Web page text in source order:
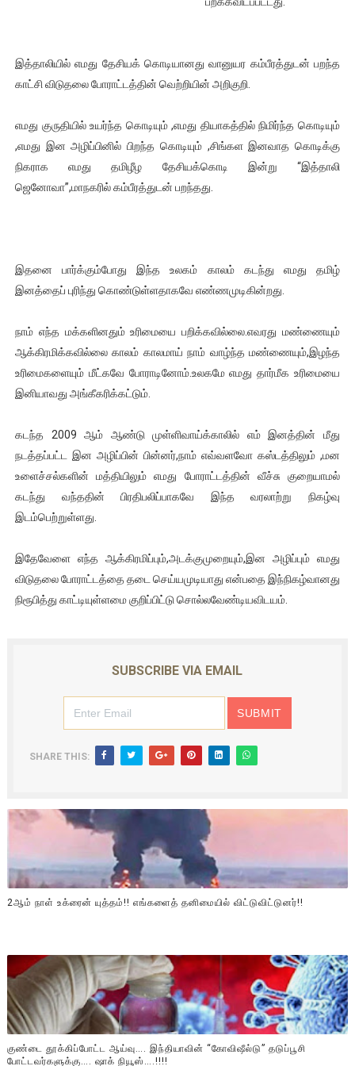
இளையராஜா – கமல் அவசர சந்திப்பு (படங்கள், விடியோ)
ஜனாதிபதி ஐக்கிய நாடுகளின் பொதுச் சபை கூட்டத்தில் இன்று
32 CM விநோத கன்றுக்குட்டி! (வீடியோ)
வலிமை தான் அஜித் திரைப்பயணத்திலே அதிக காலெக்ஷன் செய்த
இத்தாலியில் எமது தேசியக் கொடியானது வானுயர கம்பீரத்துடன் பறந்த
காட்சி விடுதலை போராட்டத்தின் வெற்றியின் அறிகுறி.
எமது குருதியில் உயர்ந்த கொடியும் ,எமது தியாகத்தில் நிமிர்ந்த கொடியும்
,எமது இன அழிப்பினில் பிறந்த கொடியும் ,சிங்கள இனவாத கொடிக்கு
நிகராக எமது தமிழீழ தேசியக்கொடி இன்று “இத்தாலி
ஜெனோவா”,மாநகரில் கம்பீரத்துடன் பறந்தது.
இதனை பார்க்கும்போது இந்த உலகம் காலம் கடந்து எமது தமிழ்
இனத்தைப் புரிந்து கொண்டுள்ளதாகவே எண்ணமுடிகின்றது.
நாம் எந்த மக்களினதும் உரிமையை பறிக்கவில்லை.எவரது மண்ணையும்
ஆக்கிரமிக்கவில்லை காலம் காலமாய் நாம் வாழ்ந்த மண்ணையும்,இழந்த
உரிமைகளையும் மீட்கவே போராடினோம்.உலகமே எமது தார்மீக உரிமையை
இனியாவது அங்கீகரிக்கட்டும்.
கடந்த 2009 ஆம் ஆண்டு முள்ளிவாய்க்காலில் எம் இனத்தின் மீது
நடத்தப்பட்ட இன அழிப்பின் பின்னர்,நாம் எவ்வளவோ கஸ்டத்திலும் ,மன
உளைச்சல்களின் மத்தியிலும் எமது போராட்டத்தின் வீச்சு குறையாமல்
கடந்து வந்ததின் பிரதிபலிப்பாகவே இந்த வரலாற்று நிகழ்வு
இடம்பெற்றுள்ளது.
இதேவேளை எந்த ஆக்கிரமிப்பும்,அடக்குமுறையும்,இன அழிப்பும் எமது
விடுதலை போராட்டத்தை தடை செய்யமுடியாது என்பதை இந்நிகழ்வானது
நிரூபித்து காட்டியுள்ளமை குறிப்பிட்டு சொல்லவேண்டியவிடயம்.
SUBSCRIBE VIA EMAIL
SHARE THIS:
2ஆம் நாள் உக்ரைன் யுத்தம்!! எங்களைத் தனிமையில் விட்டுவிட்டுனர்!!
குண்டை தூக்கிப்போட்ட ஆய்வு…. இந்தியாவின் “கோவிஷீல்டு” தடுப்பூசி
போட்டவர்களுக்கு…. ஷாக் நியூஸ்….!!!!